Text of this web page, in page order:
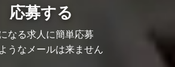
応募する
なる求人に簡単応募
うなメールは来ません